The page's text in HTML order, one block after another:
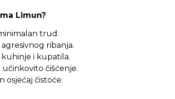
Limun?
trud.
ribanja.
i kupatila.
čišćenje.
osjećaj čistoće.